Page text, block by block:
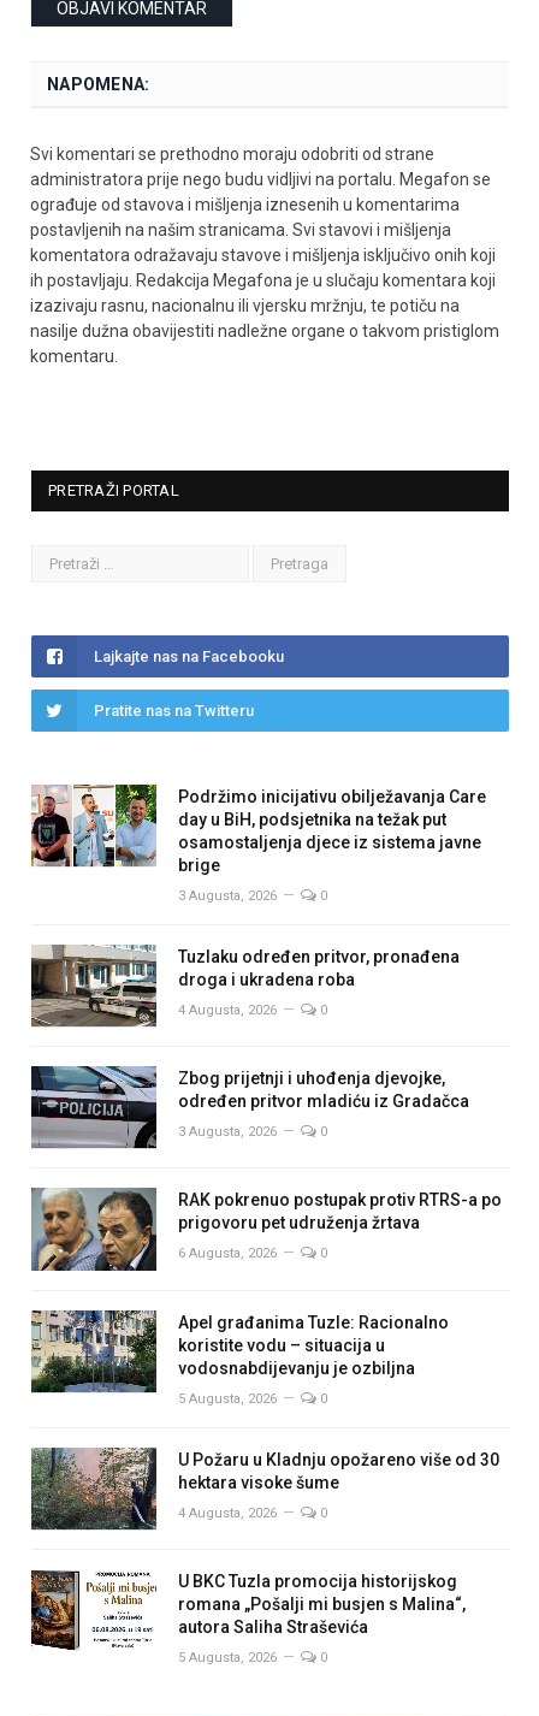
NAPOMENA:
Svi komentari se prethodno moraju odobriti od strane
administratora prije nego budu vidljivi na portalu. Megafon se
ograđuje od stavova i mišljenja iznesenih u komentarima
postavljenih na našim stranicama. Svi stavovi i mišljenja
komentatora odražavaju stavove i mišljenja isključivo onih koji
ih postavljaju. Redakcija Megafona je u slučaju komentara koji
izazivaju rasnu, nacionalnu ili vjersku mržnju, te potiču na
nasilje dužna obavijestiti nadležne organe o takvom pristiglom
komentaru.
PRETRAŽI PORTAL
Lajkajte nas na Facebooku
Pratite nas na Twitteru
Podržimo inicijativu obilježavanja Care
day u BiH, podsjetnika na težak put
osamostaljenja djece iz sistema javne
brige
3 Augusta, 2026 0
Tuzlaku određen pritvor, pronađena
droga i ukradena roba
4 Augusta, 2026 0
Zbog prijetnji i uhođenja djevojke,
određen pritvor mladiću iz Gradačca
3 Augusta, 2026 0
RAK pokrenuo postupak protiv RTRS-a po
prigovoru pet udruženja žrtava
6 Augusta, 2026 0
Apel građanima Tuzle: Racionalno
koristite vodu – situacija u
vodosnabdijevanju je ozbiljna
5 Augusta, 2026 0
U Požaru u Kladnju opožareno više od 30
hektara visoke šume
4 Augusta, 2026 0
U BKC Tuzla promocija historijskog
romana „Pošalji mi busjen s Malina“,
autora Saliha Straševića
5 Augusta, 2026 0